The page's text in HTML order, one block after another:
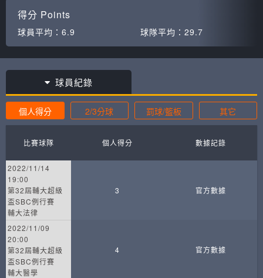
得分 Points
球員平均： 6.9 球隊平均： 29.7
球員紀錄
個人得分 2/3分球 罰球/籃板 其它
比賽球隊 個人得分 數據記錄
2022/11/14
19:00
第32屆輔大超級
盃SBC例行賽
輔大法律
3 官方數據
2022/11/09
20:00
第32屆輔大超級
盃SBC例行賽
輔大醫學
4 官方數據